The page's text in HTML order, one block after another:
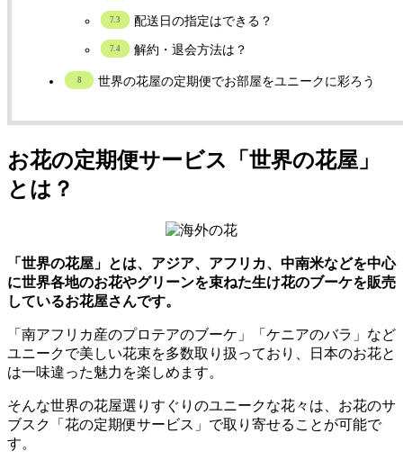
配送日の指定はできる？
解約・退会方法は？
世界の花屋の定期便でお部屋をユニークに彩ろう
お花の定期便サービス「世界の花屋」
とは？
「世界の花屋」とは、アジア、アフリカ、中南米などを中心
に世界各地のお花やグリーンを束ねた生け花のブーケを販売
しているお花屋さんです。
「南アフリカ産のプロテアのブーケ」「ケニアのバラ」など
ユニークで美しい花束を多数取り扱っており、日本のお花と
は一味違った魅力を楽しめます。
そんな世界の花屋選りすぐりのユニークな花々は、お花のサ
ブスク「花の定期便サービス」で取り寄せることが可能で
す。